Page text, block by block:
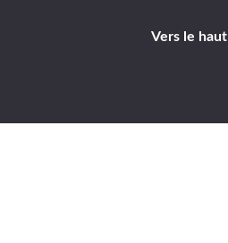
Vers le haut